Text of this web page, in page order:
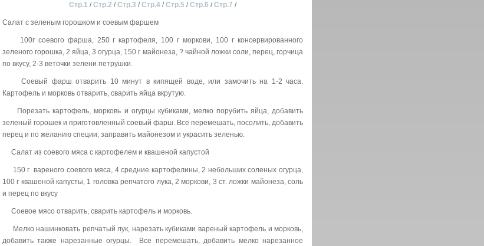
Стр.1 /Стр.2 /Стр.3 /Стр.4 /Стр.5 /Стр.6 /Стр.7 /
Салат с зеленым горошком и соевым фаршем
100г соевого фарша, 250 г картофеля, 100 г моркови, 100 г консервированного
зеленого горошка, 2 яйца, 3 огурца, 150 г майонеза, ? чайной ложки соли, перец, горчица
по вкусу, 2-3 веточки зелени петрушки.
Соевый фарш отварить 10 минут в кипящей воде, или замочить на 1-2 часа.
Картофель и морковь отварить, сварить яйца вкрутую.
Порезать картофель, морковь и огурцы кубиками, мелко порубить яйца, добавить
зеленый горошек и приготовленный соевый фарш. Все перемешать, посолить, добавить
перец и по желанию специи, заправить майонезом и украсить зеленью.
Салат из соевого мяса с картофелем и квашеной капустой
150 г вареного соевого мяса, 4 средние картофелины, 2 небольших соленых огурца,
100 г квашеной капусты, 1 головка репчатого лука, 2 моркови, 3 ст. ложки майонеза, соль
и перец по вкусу
Соевое мясо отварить, сварить картофель и морковь.
Мелко нашинковать репчатый лук, нарезать кубиками вареный картофель и морковь,
добавить также нарезанные огурцы. Все перемешать, добавить мелко нарезанное